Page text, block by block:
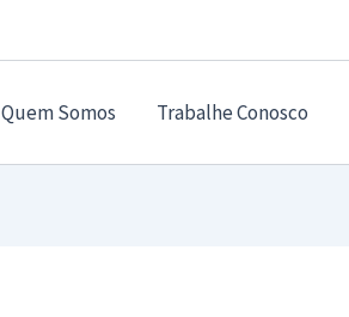
Quem Somos Trabalhe Conosco